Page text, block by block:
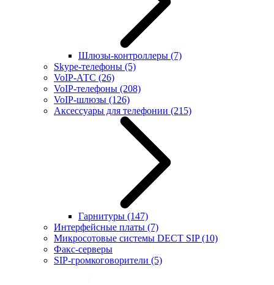
Шлюзы-контроллеры (7)
Skype-телефоны (5)
VoIP-АТС (26)
VoIP-телефоны (208)
VoIP-шлюзы (126)
Аксессуары для телефонии (215)
Гарнитуры (147)
Интерфейсные платы (7)
Микросотовые системы DECT SIP(10)
Факс-серверы
SIP-громкоговорители (5)